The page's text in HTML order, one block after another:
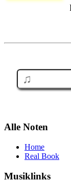
Alle Noten
Home
Real Book
Musiklinks